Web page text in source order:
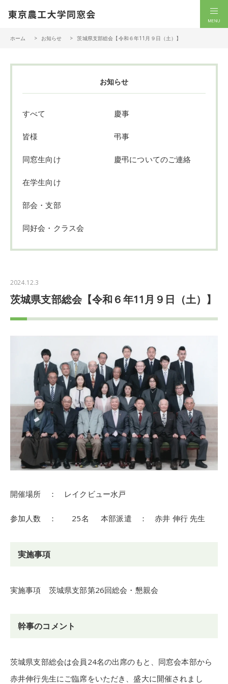
ホーム お知らせ 茨城県支部総会【令和６年11月９日（土）】
お知らせ
すべて
皆様
同窓生向け
在学生向け
部会・支部
同好会・クラス会
慶事
弔事
慶弔についてのご連絡
2024.12.3
茨城県支部総会【令和６年11月９日（土）】
開催場所 ： レイクビュー水戸
参加人数 ： 25名 本部派遣 ： 赤井 伸行 先生
実施事項
実施事項 茨城県支部第26回総会・懇親会
幹事のコメント
茨城県支部総会は会員24名の出席のもと、同窓会本部から
赤井伸行先生にご臨席をいただき、盛大に開催されまし